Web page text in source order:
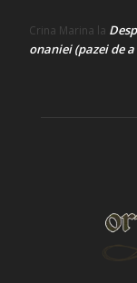
Crina Marina la
onaniei (pazei de